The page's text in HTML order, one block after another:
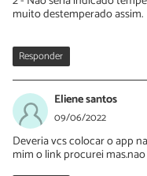
muito destemperado assim.
Responder
Eliene santos
09/06/2022
Deveria vcs colocar o app
mim o link procurei